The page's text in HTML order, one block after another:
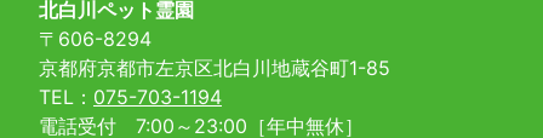
北白川ペット霊園
〒606-8294
京都府京都市左京区北白川地蔵谷町1-85
TEL： 075-703-1194
電話受付 7:00～23:00［年中無休］